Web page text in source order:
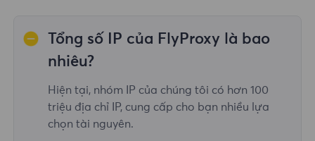
Tổng số IP của FlyProxy là bao
nhiêu?
Hiện tại, nhóm IP của chúng tôi có hơn 100
triệu địa chỉ IP, cung cấp cho bạn nhiều lựa
chọn tài nguyên.